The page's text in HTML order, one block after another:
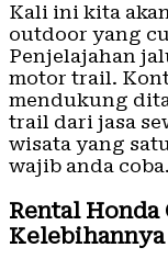
Kali ini kita
outdoor yang
Penjelajahan
motor trail.
mendukung
trail dari jasa
wisata yang
wajib anda coba.
Rental Honda
Kelebihannya